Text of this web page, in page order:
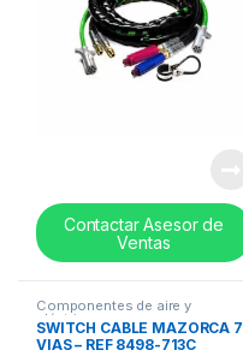
Contactar Asesor de
Ventas
Componentes de aire y
eléctricos
SWITCH CABLE MAZORCA 7
VIAS – REF 8498-713C